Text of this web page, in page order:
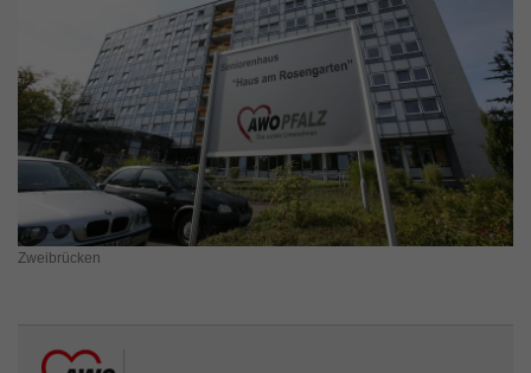
Zweibrücken